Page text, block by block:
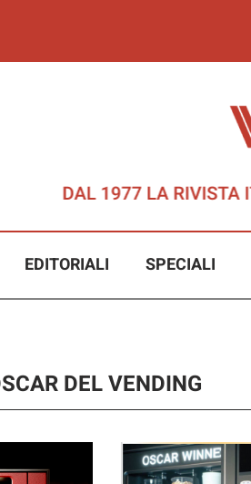
EDITORIALI SPECIALI
DEL VENDING